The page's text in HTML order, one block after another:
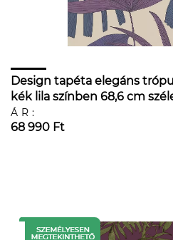
Design tapéta elegáns
kék lila színben 68,6 cm
ÁR:
68 990 Ft